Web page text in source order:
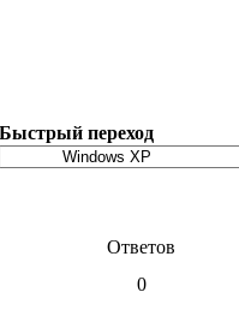
Быстрый переход
Ответов
0